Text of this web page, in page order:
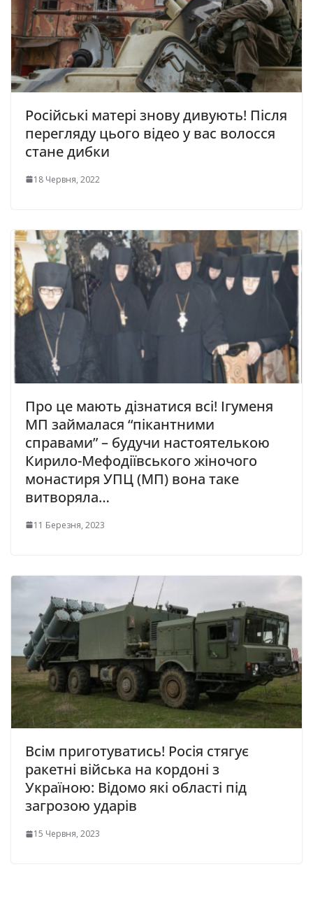
Російські матері знову дивують! Після
перегляду цього відео у вас волосся
стане дибки
18 Червня, 2022
Про це мають дізнатися всі! Ігуменя
МП займалася “пікантними
справами” – будучи настоятелькою
Кирило-Мефодіївського жіночого
монастиря УПЦ (МП) вона таке
витворяла…
11 Березня, 2023
Всім приготуватись! Росія стягує
ракетні війська на кордоні з
Україною: Відомо які області під
загрозою ударів
15 Червня, 2023